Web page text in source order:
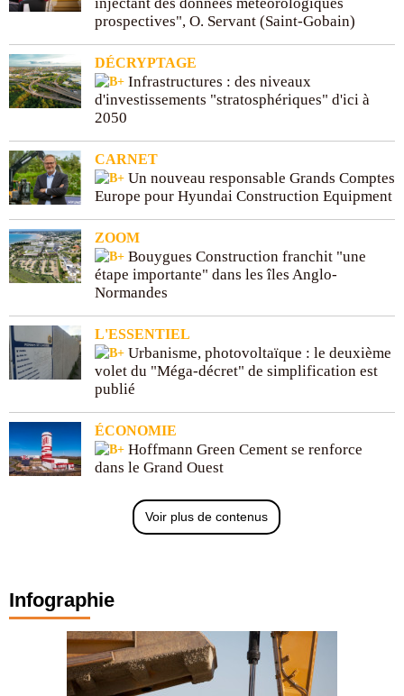
prospectives", O. Servant (Saint-Gobain)
DÉCRYPTAGE
Infrastructures : des niveaux
d'investissements "stratosphériques" d'ici à
2050
CARNET
Un nouveau responsable Grands Comptes
Europe pour Hyundai Construction Equipment
ZOOM
Bouygues Construction franchit "une
étape importante" dans les îles Anglo-
Normandes
L'ESSENTIEL
Urbanisme, photovoltaïque : le deuxième
volet du "Méga-décret" de simplification est
publié
ÉCONOMIE
Hoffmann Green Cement se renforce
dans le Grand Ouest
Voir plus de contenus
Infographie